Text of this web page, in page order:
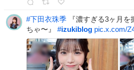
#下田衣珠季 『濃すぎる3ヶ月
ちゃ〜』 #izukiblog pic.x.com/